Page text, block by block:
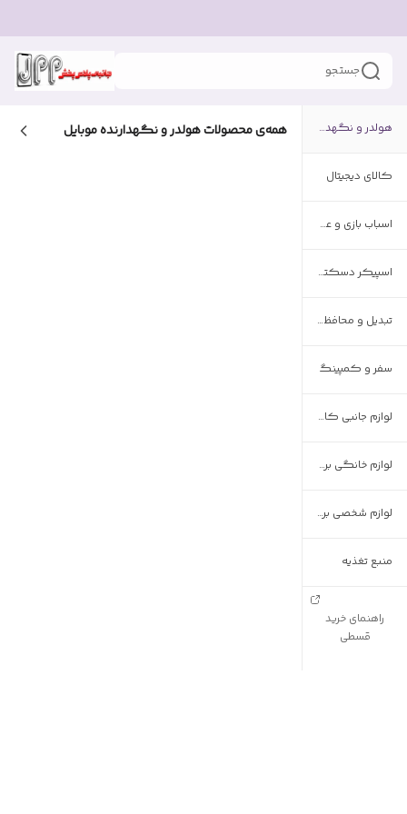
جستجو
هولدر و نگهدارنده موبایل
کالای دیجیتال
اسباب بازی و عروسک
اسپیکر دسکتاپ
تبدیل و محافظ برق
سفر و کمپینگ
لوازم جانبی کامپیوتر و رایانه
لوازم خانگی برقی
لوازم شخصی برقی
منبع تغذیه
راهنمای خرید
قسطی
همه‌ی محصولاتهولدر و نگهدارنده موبایل